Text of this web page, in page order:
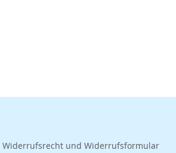
Widerrufsrecht und Widerrufsformular